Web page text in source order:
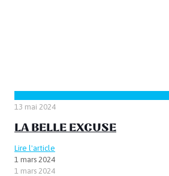
13 mai 2024
LA BELLE EXCUSE
Lire l'article
1 mars 2024
1 mars 2024